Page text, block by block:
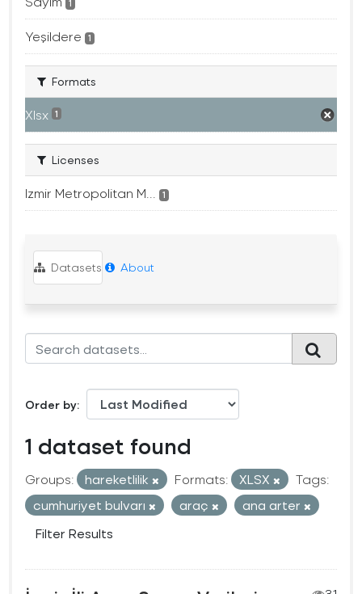
1
Yeşildere 1
Formats
Xlsx 1
Licenses
Izmir Metropolitan M... 1
Datasets About
Order by
1 dataset found
Groups: hareketlilik Formats: XLSX
Tags:
cumhuriyet bulvarı
araç
ana arter
Filter Results